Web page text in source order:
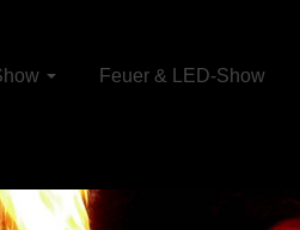
Feuer & LED-Show